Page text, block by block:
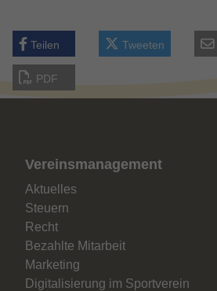
Teilen Tweeten
PDF
Vereinsmanagement
Aktuelles
Steuern
Recht
Bezahlte Mitarbeit
Marketing
Digitalisierung im Sportverein